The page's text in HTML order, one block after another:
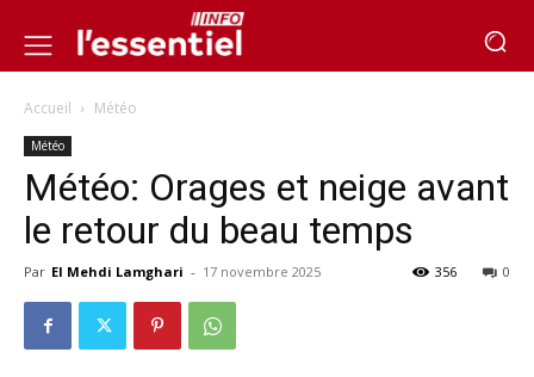
Accueil Météo
Météo
Météo: Orages et neige avant
le retour du beau temps
Par El Mehdi Lamghari - 17 novembre 2025 0
356